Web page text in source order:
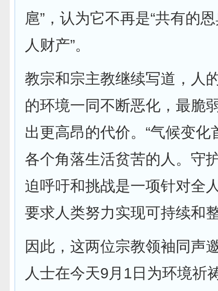
扈”，认为它不再是“共有的
人财产”。
教宗和宗主教继续写道，人
的环境一同不断恶化，最脆
出更高昂的代价。“气候变化
各个角落生活贫苦的人。守
迫呼吁和挑战是一项针对全
要求人类努力实现可持续和
因此，这两位宗教领袖同声
人士在今天9月1日为环境祈